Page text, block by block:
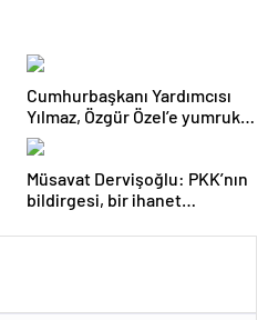
Cumhurbaşkanı Yardımcısı
Yılmaz, Özgür Özel’e yumruklu
saldırıyı kınadı
Müsavat Dervişoğlu: PKK’nın
bildirgesi, bir ihanet